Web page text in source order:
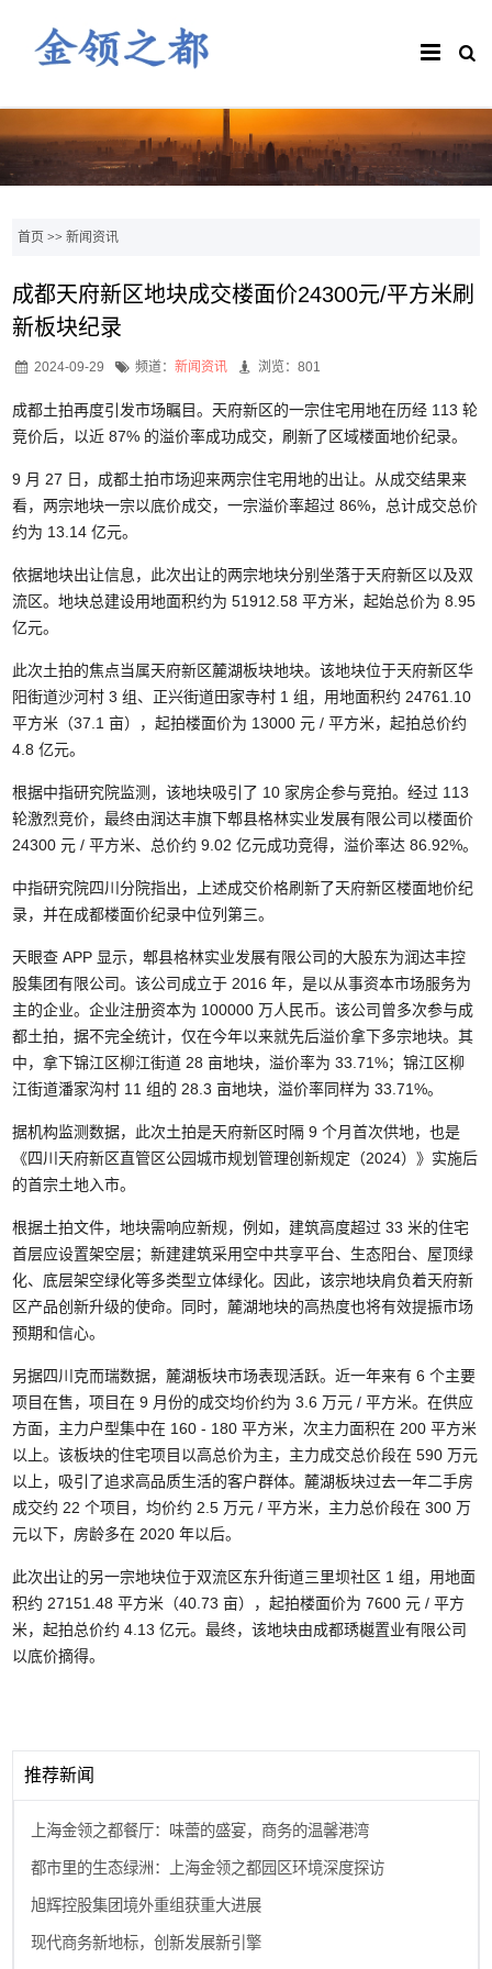
首页 >>新闻资讯
成都天府新区地块成交楼面价24300元/平方米刷
新板块纪录
2024-09-29 频道： 新闻资讯 浏览：801
成都土拍再度引发市场瞩目。天府新区的一宗住宅用地在历经 113 轮
竞价后，以近 87% 的溢价率成功成交，刷新了区域楼面地价纪录。
9 月 27 日，成都土拍市场迎来两宗住宅用地的出让。从成交结果来
看，两宗地块一宗以底价成交，一宗溢价率超过 86%，总计成交总价
约为 13.14 亿元。
依据地块出让信息，此次出让的两宗地块分别坐落于天府新区以及双
流区。地块总建设用地面积约为 51912.58 平方米，起始总价为 8.95
亿元。
此次土拍的焦点当属天府新区麓湖板块地块。该地块位于天府新区华
阳街道沙河村 3 组、正兴街道田家寺村 1 组，用地面积约 24761.10
平方米（37.1 亩），起拍楼面价为 13000 元 / 平方米，起拍总价约
4.8 亿元。
根据中指研究院监测，该地块吸引了 10 家房企参与竞拍。经过 113
轮激烈竞价，最终由润达丰旗下郫县格林实业发展有限公司以楼面价
24300 元 / 平方米、总价约 9.02 亿元成功竞得，溢价率达 86.92%。
中指研究院四川分院指出，上述成交价格刷新了天府新区楼面地价纪
录，并在成都楼面价纪录中位列第三。
天眼查 APP 显示，郫县格林实业发展有限公司的大股东为润达丰控
股集团有限公司。该公司成立于 2016 年，是以从事资本市场服务为
主的企业。企业注册资本为 100000 万人民币。该公司曾多次参与成
都土拍，据不完全统计，仅在今年以来就先后溢价拿下多宗地块。其
中，拿下锦江区柳江街道 28 亩地块，溢价率为 33.71%；锦江区柳
江街道潘家沟村 11 组的 28.3 亩地块，溢价率同样为 33.71%。
据机构监测数据，此次土拍是天府新区时隔 9 个月首次供地，也是
《四川天府新区直管区公园城市规划管理创新规定（2024）》实施后
的首宗土地入市。
根据土拍文件，地块需响应新规，例如，建筑高度超过 33 米的住宅
首层应设置架空层；新建建筑采用空中共享平台、生态阳台、屋顶绿
化、底层架空绿化等多类型立体绿化。因此，该宗地块肩负着天府新
区产品创新升级的使命。同时，麓湖地块的高热度也将有效提振市场
预期和信心。
另据四川克而瑞数据，麓湖板块市场表现活跃。近一年来有 6 个主要
项目在售，项目在 9 月份的成交均价约为 3.6 万元 / 平方米。在供应
方面，主力户型集中在 160 - 180 平方米，次主力面积在 200 平方米
以上。该板块的住宅项目以高总价为主，主力成交总价段在 590 万元
以上，吸引了追求高品质生活的客户群体。麓湖板块过去一年二手房
成交约 22 个项目，均价约 2.5 万元 / 平方米，主力总价段在 300 万
元以下，房龄多在 2020 年以后。
此次出让的另一宗地块位于双流区东升街道三里坝社区 1 组，用地面
积约 27151.48 平方米（40.73 亩），起拍楼面价为 7600 元 / 平方
米，起拍总价约 4.13 亿元。最终，该地块由成都琇樾置业有限公司
以底价摘得。
推荐新闻
上海金领之都餐厅：味蕾的盛宴，商务的温馨港湾
都市里的生态绿洲：上海金领之都园区环境深度探访
旭辉控股集团境外重组获重大进展
现代商务新地标，创新发展新引擎